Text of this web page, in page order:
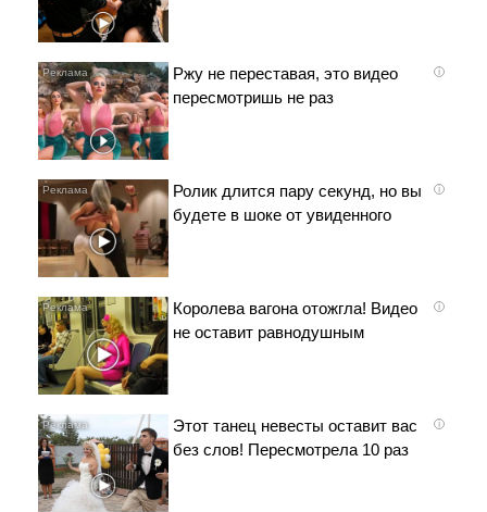
i
Ржу не переставая, это видео
пересмотришь не раз
i
Ролик длится пару секунд, но вы
будете в шоке от увиденного
i
Королева вагона отожгла! Видео
не оставит равнодушным
i
Этот танец невесты оставит вас
без слов! Пересмотрела 10 раз